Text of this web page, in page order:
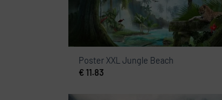
Poster XXL Jungle Beach
€ 11.83